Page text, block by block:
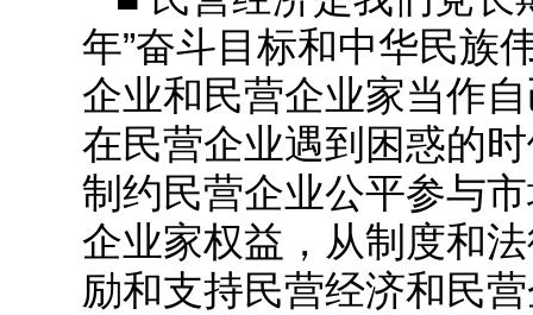
年”奋斗目标和中华民族
企业和民营企业家当作
在民营企业遇到困惑的
制约民营企业公平参与
企业家权益，从制度和
励和支持民营经济和民